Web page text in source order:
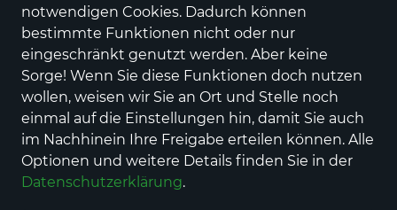
notwendigen Cookies. Dadurch können
bestimmte Funktionen nicht oder nur
eingeschränkt genutzt werden. Aber keine
Sorge! Wenn Sie diese Funktionen doch nutzen
wollen, weisen wir Sie an Ort und Stelle noch
einmal auf die Einstellungen hin, damit Sie auch
im Nachhinein Ihre Freigabe erteilen können. Alle
Optionen und weitere Details finden Sie in der
Datenschutzerklärung.
Gutschein für eine
Wellness-Massage
47,00 €
für 1 Stück
Apfelwein
4,00 €